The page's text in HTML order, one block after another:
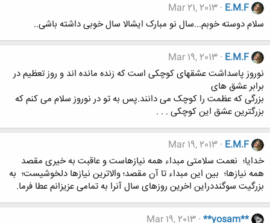
E.M.F
Mar 21, 2013
سلام دوسته خوبم...سال نو مبارک ایشالا سال خوبی داشته باشی..
E.M.F
Mar 19, 2013
نوروز پاسداشت عشقهای کوچکی است که زنده مانده اند و روز تعظیم در
برابر عشق های
بزرگی که عظمت را کوچک می دانند.پس به تو در نوروز سلام می کنم که
بزرگترین عشق این کوچکی . . .
E.M.F
Mar 19, 2013
خدایا؛ نعمت سلامتی مبداء همه نیازهاست و عاقبت به خیری مقصد
همه نیازها؛ بین این مبداء تا آن مقصد؛ والاترین نیازها دلخوشیست؛ به
بزرگیت سوگنددراین اخرین روزهای سال آنرا به تمامی عزیزانم عطا فرما.
**yosam**
Mar 19, 2013